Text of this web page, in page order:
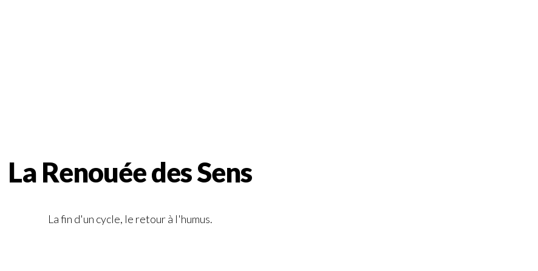
La Renouée des Sens
La fin d'un cycle, le retour à l'humus.